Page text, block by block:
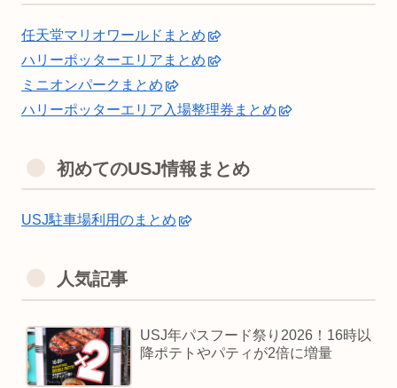
任天堂マリオワールドまとめ
ハリーポッターエリアまとめ
ミニオンパークまとめ
ハリーポッターエリア入場整理券まとめ
初めてのUSJ情報まとめ
USJ駐車場利用のまとめ
人気記事
USJ年パスフード祭り2026！16時以
降ポテトやパティが2倍に増量